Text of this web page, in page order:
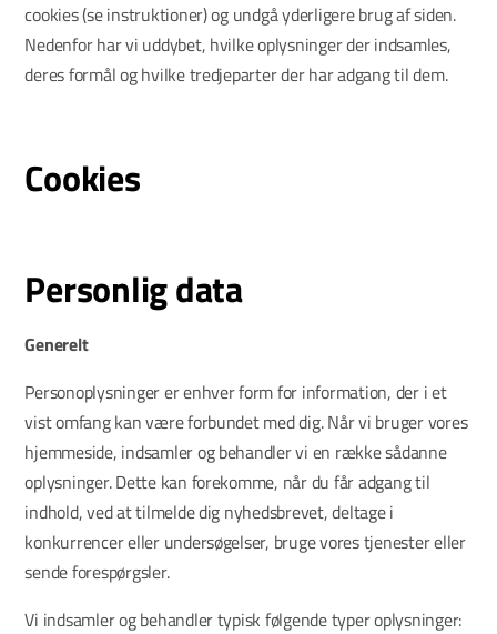
cookies (se instruktioner) og undgå yderligere brug af siden.
Nedenfor har vi uddybet, hvilke oplysninger der indsamles,
deres formål og hvilke tredjeparter der har adgang til dem.
Cookies
Personlig data
Generelt
Personoplysninger er enhver form for information, der i et
vist omfang kan være forbundet med dig. Når vi bruger vores
hjemmeside, indsamler og behandler vi en række sådanne
oplysninger. Dette kan forekomme, når du får adgang til
indhold, ved at tilmelde dig nyhedsbrevet, deltage i
konkurrencer eller undersøgelser, bruge vores tjenester eller
sende forespørgsler.
Vi indsamler og behandler typisk følgende typer oplysninger: